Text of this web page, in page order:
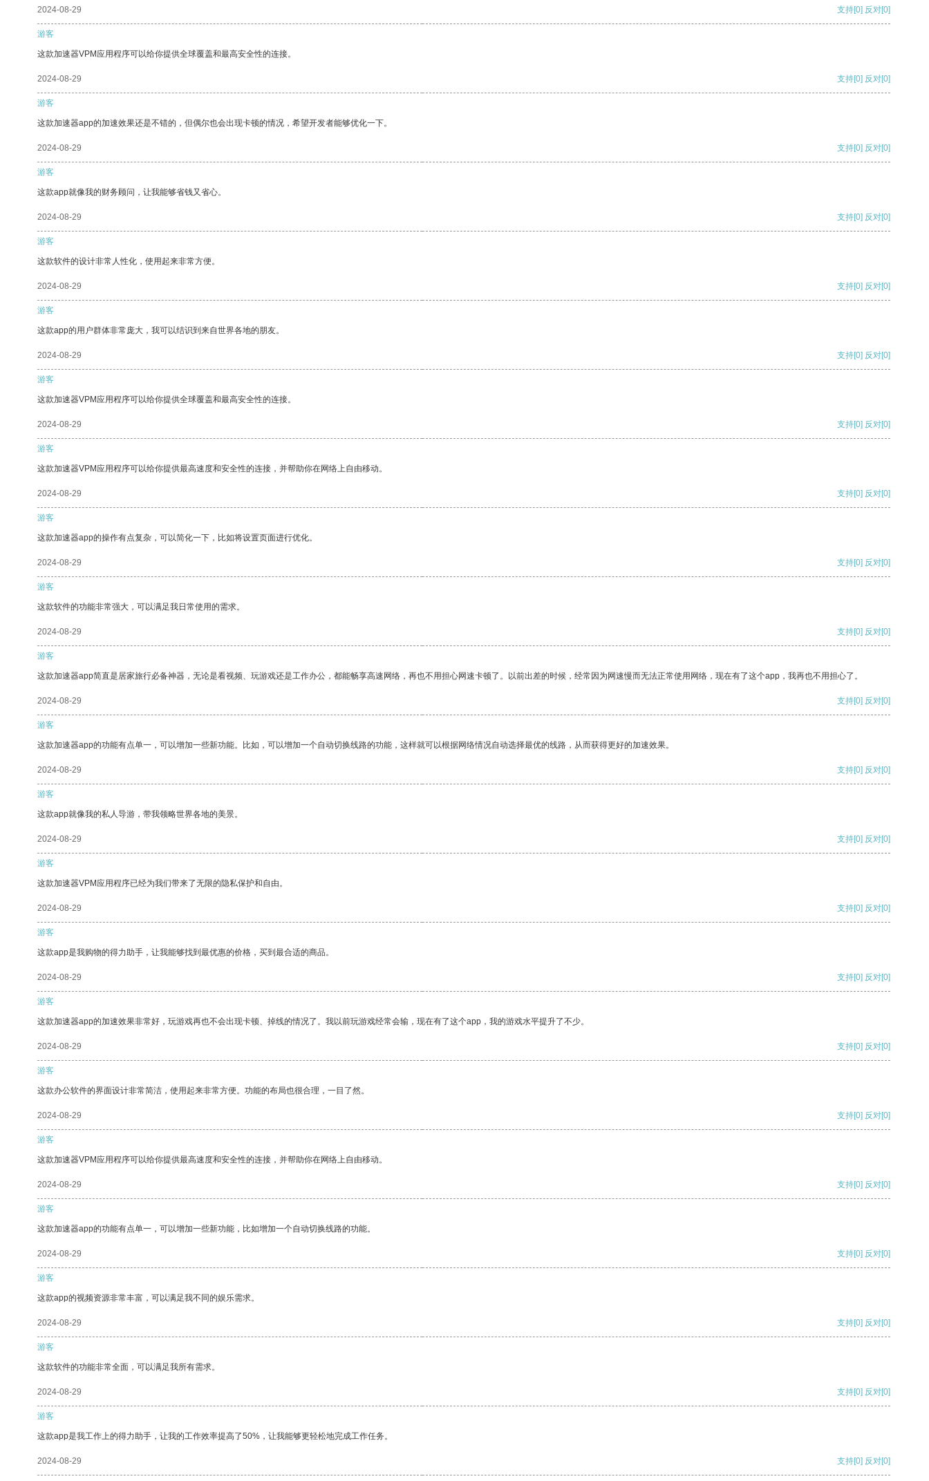
2024-08-29 支持[0] 反对[0]
游客
这款加速器VPM应用程序可以给你提供全球覆盖和最高安全性的连接。
2024-08-29 支持[0] 反对[0]
游客
这款加速器app的加速效果还是不错的，但偶尔也会出现卡顿的情况，希望开发者能够优化一下。
2024-08-29 支持[0] 反对[0]
游客
这款app就像我的财务顾问，让我能够省钱又省心。
2024-08-29 支持[0] 反对[0]
游客
这款软件的设计非常人性化，使用起来非常方便。
2024-08-29 支持[0] 反对[0]
游客
这款app的用户群体非常庞大，我可以结识到来自世界各地的朋友。
2024-08-29 支持[0] 反对[0]
游客
这款加速器VPM应用程序可以给你提供全球覆盖和最高安全性的连接。
2024-08-29 支持[0] 反对[0]
游客
这款加速器VPM应用程序可以给你提供最高速度和安全性的连接，并帮助你在网络上自由移动。
2024-08-29 支持[0] 反对[0]
游客
这款加速器app的操作有点复杂，可以简化一下，比如将设置页面进行优化。
2024-08-29 支持[0] 反对[0]
游客
这款软件的功能非常强大，可以满足我日常使用的需求。
2024-08-29 支持[0] 反对[0]
游客
这款加速器app简直是居家旅行必备神器，无论是看视频、玩游戏还是工作办公，都能畅享高速网络，再也不用担心网速卡顿了。以前出差的时候，经常因为网速慢而无法正常使用网络，现在有了这个app，我再也不用担心了。
2024-08-29 支持[0] 反对[0]
游客
这款加速器app的功能有点单一，可以增加一些新功能。比如，可以增加一个自动切换线路的功能，这样就可以根据网络情况自动选择最优的线路，从而获得更好的加速效果。
2024-08-29 支持[0] 反对[0]
游客
这款app就像我的私人导游，带我领略世界各地的美景。
2024-08-29 支持[0] 反对[0]
游客
这款加速器VPM应用程序已经为我们带来了无限的隐私保护和自由。
2024-08-29 支持[0] 反对[0]
游客
这款app是我购物的得力助手，让我能够找到最优惠的价格，买到最合适的商品。
2024-08-29 支持[0] 反对[0]
游客
这款加速器app的加速效果非常好，玩游戏再也不会出现卡顿、掉线的情况了。我以前玩游戏经常会输，现在有了这个app，我的游戏水平提升了不少。
2024-08-29 支持[0] 反对[0]
游客
这款办公软件的界面设计非常简洁，使用起来非常方便。功能的布局也很合理，一目了然。
2024-08-29 支持[0] 反对[0]
游客
这款加速器VPM应用程序可以给你提供最高速度和安全性的连接，并帮助你在网络上自由移动。
2024-08-29 支持[0] 反对[0]
游客
这款加速器app的功能有点单一，可以增加一些新功能，比如增加一个自动切换线路的功能。
2024-08-29 支持[0] 反对[0]
游客
这款app的视频资源非常丰富，可以满足我不同的娱乐需求。
2024-08-29 支持[0] 反对[0]
游客
这款软件的功能非常全面，可以满足我所有需求。
2024-08-29 支持[0] 反对[0]
游客
这款app是我工作上的得力助手，让我的工作效率提高了50%，让我能够更轻松地完成工作任务。
2024-08-29 支持[0] 反对[0]